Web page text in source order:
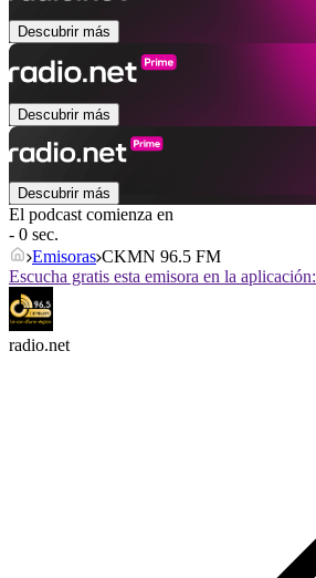
Descubrir más
Descubrir más
Descubrir más
El podcast comienza en
- 0 sec.
Emisoras CKMN 96.5 FM
Escucha gratis esta emisora en la aplicación:
radio.net